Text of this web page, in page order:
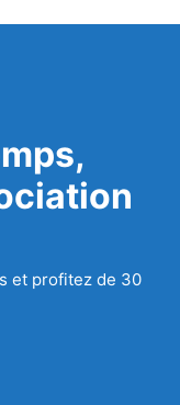
et profitez de 30